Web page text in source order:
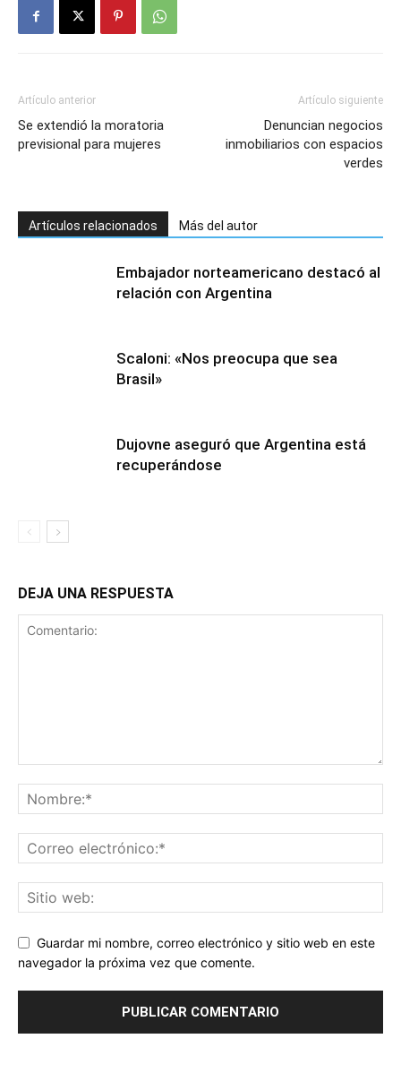
Artículo anterior
Se extendió la moratoria
previsional para mujeres
Artículo siguiente
Denuncian negocios
inmobiliarios con espacios
verdes
Artículos relacionados Más del autor
Embajador norteamericano destacó al
relación con Argentina
Scaloni: «Nos preocupa que sea
Brasil»
Dujovne aseguró que Argentina está
recuperándose
DEJA UNA RESPUESTA
Guardar mi nombre, correo electrónico y sitio web en este
navegador la próxima vez que comente.